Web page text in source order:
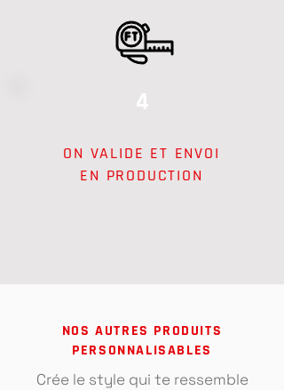
4
ON VALIDE ET ENVOI
EN PRODUCTION
NOS AUTRES PRODUITS
PERSONNALISABLES
Crée le style qui te ressemble